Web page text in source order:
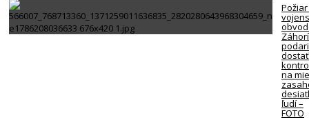
na
ľudí –
FOTO